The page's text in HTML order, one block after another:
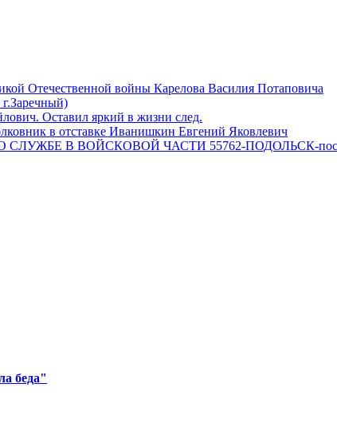
Отечественной войны Карелова Василия Потаповича
Оставил яркий в жизни след.
в отставке Иванишкин Евгений Яковлевич
В ВОЙСКОВОЙ ЧАСТИ 55762-ПОДОЛЬСК-
беда"